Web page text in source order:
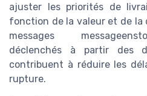
ajuster les priorités de
fonction de la valeur et de la
messages
déclenchés à partir des
contribuent à réduire les
rupture.